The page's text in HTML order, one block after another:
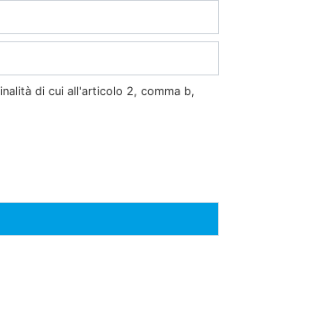
di cui all'articolo 2, comma b,